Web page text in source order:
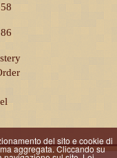
del sito e cookie di
aggregata. Cliccando su